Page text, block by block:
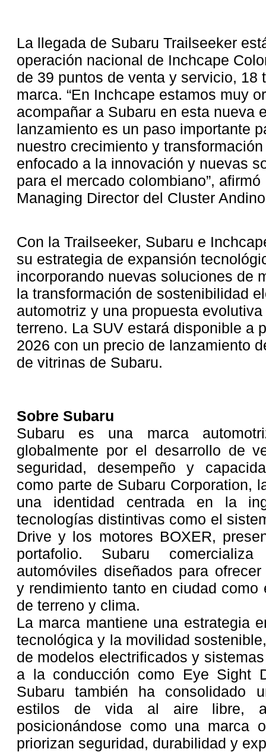
La llegada de Subaru Trailseeker
operación nacional de Inchcape
de 39 puntos de venta y servicio, 18
marca. “En Inchcape estamos muy
acompañar a Subaru en esta nueva
lanzamiento es un paso importante
nuestro crecimiento y
enfocado a la innovación y nuevas
para el mercado colombiano”,
Managing Director del Cluster
Con la Trailseeker, Subaru e
su estrategia de expansión
incorporando nuevas soluciones de
la transformación de sostenibilidad
automotriz y una propuesta
terreno. La SUV estará disponible a
2026 con un precio de lanzamiento
de vitrinas de Subaru.
Sobre Subaru
Subaru es una marca
globalmente por el desarrollo de
seguridad, desempeño y
como parte de Subaru Corporation,
una identidad centrada en la
tecnologías distintivas como el
Drive y los motores BOXER,
portafolio. Subaru
automóviles diseñados para
y rendimiento tanto en ciudad como
de terreno y clima.
La marca mantiene una estrategia
tecnológica y la movilidad
de modelos electrificados y
a la conducción como Eye Sight
Subaru también ha consolidado
estilos de vida al aire libre,
posicionándose como una marca
priorizan seguridad, durabilidad y